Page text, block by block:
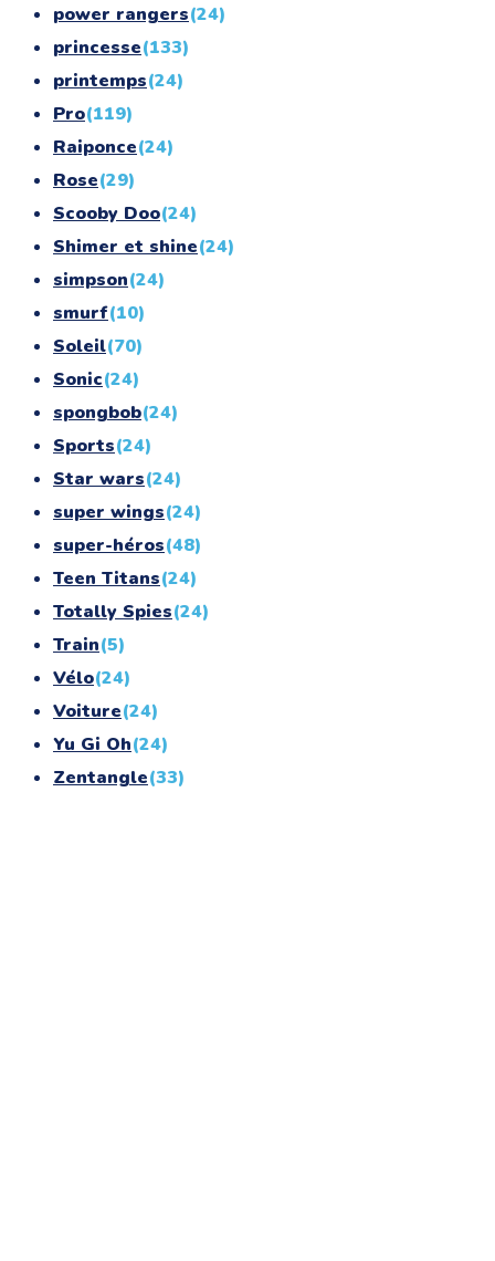
power rangers(24)
princesse(133)
printemps(24)
Pro(119)
Raiponce(24)
Rose(29)
Scooby Doo(24)
Shimer et shine(24)
simpson(24)
smurf(10)
Soleil(70)
Sonic(24)
spongbob(24)
Sports(24)
Star wars(24)
super wings(24)
super-héros(48)
Teen Titans(24)
Totally Spies(24)
Train(5)
Vélo(24)
Voiture(24)
Yu Gi Oh(24)
Zentangle(33)